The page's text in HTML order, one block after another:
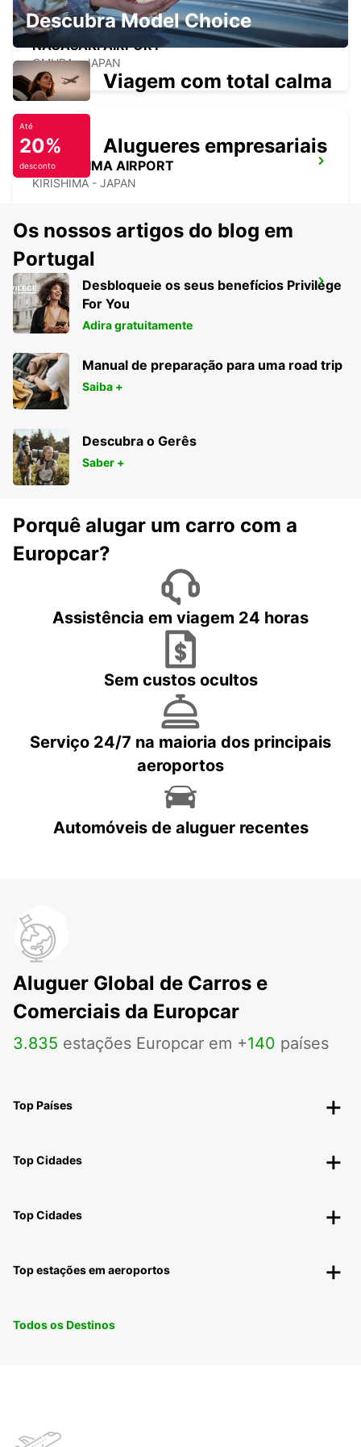
NAGASAKI AIRPORT
OMURA - JAPAN
KAGOSHIMA AIRPORT
KIRISHIMA - JAPAN
YEOSU EXPO STATION
YEOSU - KOREA(SOUTH)
Descubra Model Choice
Viagem com total calma
Até
20%
desconto
Alugueres empresariais
Os nossos artigos do blog em
Portugal
Desbloqueie os seus benefícios Privilege
For You
Adira gratuitamente
Manual de preparação para uma road trip
Saiba +
Descubra o Gerês
Saber +
Porquê alugar um carro com a
Europcar?
Assistência em viagem 24 horas
Sem custos ocultos
Serviço 24/7 na maioria dos principais
aeroportos
Automóveis de aluguer recentes
Aluguer Global de Carros e
Comerciais da Europcar
3.835 estações Europcar em +140 países
Top Países
Top Cidades
Top Cidades
Top estações em aeroportos
Todos os Destinos